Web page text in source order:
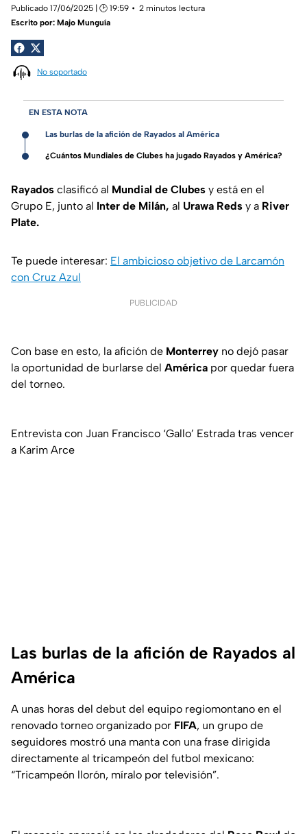
Publicado 17/06/2025 | 🕑 19:59
2 minutos lectura
Escrito por: Majo Munguía
No soportado
EN ESTA NOTA
Las burlas de la afición de Rayados al América
¿Cuántos Mundiales de Clubes ha jugado Rayados y América?
Rayados clasificó al Mundial de Clubes y está en el
Grupo E, junto al Inter de Milán, al Urawa Reds y a River
Plate.
Te puede interesar: El ambicioso objetivo de Larcamón
con Cruz Azul
PUBLICIDAD
Con base en esto, la afición de Monterrey no dejó pasar
la oportunidad de burlarse del América por quedar fuera
del torneo.
Entrevista con Juan Francisco ‘Gallo’ Estrada tras vencer
a Karim Arce
Las burlas de la afición de Rayados al
América
A unas horas del debut del equipo regiomontano en el
renovado torneo organizado por FIFA, un grupo de
seguidores mostró una manta con una frase dirigida
directamente al tricampeón del futbol mexicano:
“Tricampeón llorón, míralo por televisión”.